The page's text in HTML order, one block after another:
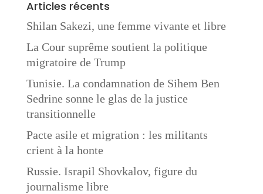
Articles récents
Shilan Sakezi, une femme vivante et libre
La Cour suprême soutient la politique
migratoire de Trump
Tunisie. La condamnation de Sihem Ben
Sedrine sonne le glas de la justice
transitionnelle
Pacte asile et migration : les militants
crient à la honte
Russie. Israpil Shovkalov, figure du
journalisme libre